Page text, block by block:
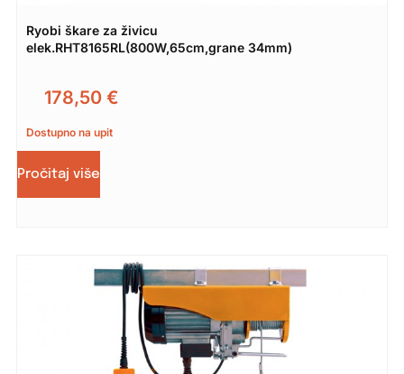
Ryobi škare za živicu
elek.RHT8165RL(800W,65cm,grane 34mm)
178,50 €
Dostupno na upit
Pročitaj više